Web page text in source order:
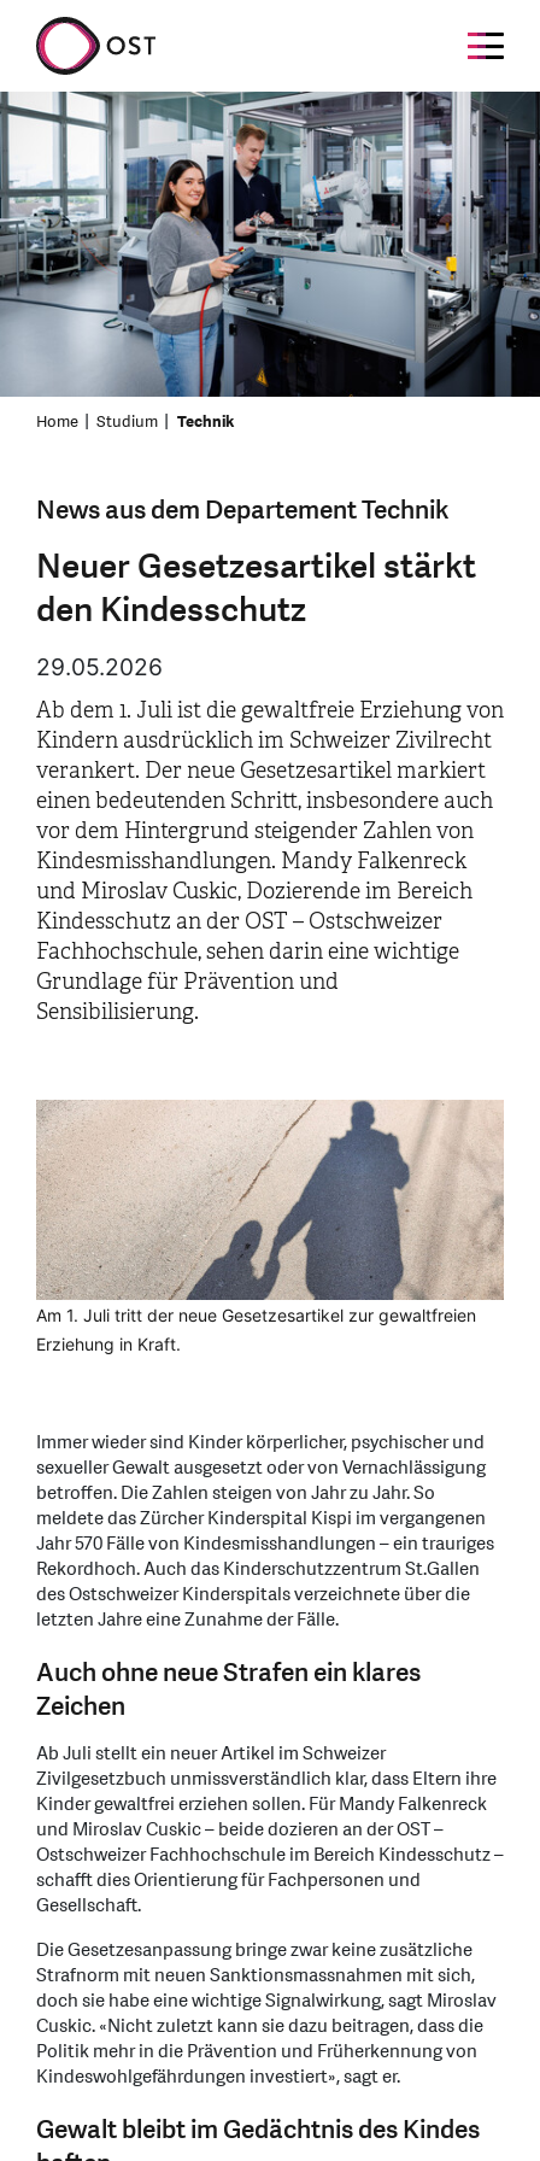
Home Studium Technik
News aus dem Departement Technik
Neuer Gesetzesartikel stärkt
den Kindesschutz
29.05.2026
Ab dem 1. Juli ist die gewaltfreie Erziehung von
Kindern ausdrücklich im Schweizer Zivilrecht
verankert. Der neue Gesetzesartikel markiert
einen bedeutenden Schritt, insbesondere auch
vor dem Hintergrund steigender Zahlen von
Kindesmisshandlungen. Mandy Falkenreck
und Miroslav Cuskic, Dozierende im Bereich
Kindesschutz an der OST – Ostschweizer
Fachhochschule, sehen darin eine wichtige
Grundlage für Prävention und
Sensibilisierung.
Am 1. Juli tritt der neue Gesetzesartikel zur gewaltfreien
Erziehung in Kraft.
Immer wieder sind Kinder körperlicher, psychischer und
sexueller Gewalt ausgesetzt oder von Vernachlässigung
betroffen. Die Zahlen steigen von Jahr zu Jahr. So
meldete das Zürcher Kinderspital Kispi im vergangenen
Jahr 570 Fälle von Kindesmisshandlungen – ein trauriges
Rekordhoch. Auch das Kinderschutzzentrum St.Gallen
des Ostschweizer Kinderspitals verzeichnete über die
letzten Jahre eine Zunahme der Fälle.
Auch ohne neue Strafen ein klares
Zeichen
Ab Juli stellt ein neuer Artikel im Schweizer
Zivilgesetzbuch unmissverständlich klar, dass Eltern ihre
Kinder gewaltfrei erziehen sollen. Für Mandy Falkenreck
und Miroslav Cuskic – beide dozieren an der OST –
Ostschweizer Fachhochschule im Bereich Kindesschutz –
schafft dies Orientierung für Fachpersonen und
Gesellschaft.
Die Gesetzesanpassung bringe zwar keine zusätzliche
Strafnorm mit neuen Sanktionsmassnahmen mit sich,
doch sie habe eine wichtige Signalwirkung, sagt Miroslav
Cuskic. «Nicht zuletzt kann sie dazu beitragen, dass die
Politik mehr in die Prävention und Früherkennung von
Kindeswohlgefährdungen investiert», sagt er.
Gewalt bleibt im Gedächtnis des Kindes